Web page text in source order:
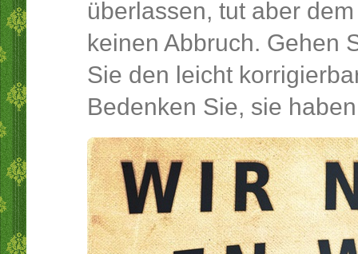
überlassen, tut aber
keinen Abbruch. Gehen
Sie den leicht
Bedenken Sie, sie